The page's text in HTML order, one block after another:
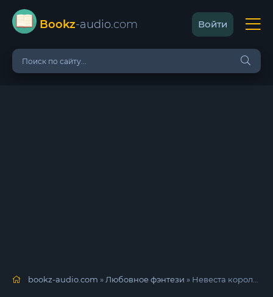
Bookz-audio.com Войти
bookz-audio.com » Любовное фэнтези » Невеста королевского зельевара - Алекса Вулф